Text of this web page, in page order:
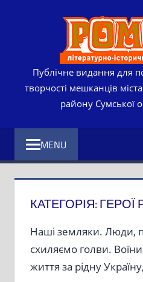
Публічне видання для
творчості мешканців
району Сумської
MENU
КАТЕГОРІЯ:
Наші земляки. Люди,
схиляємо голви.
життя за рідну